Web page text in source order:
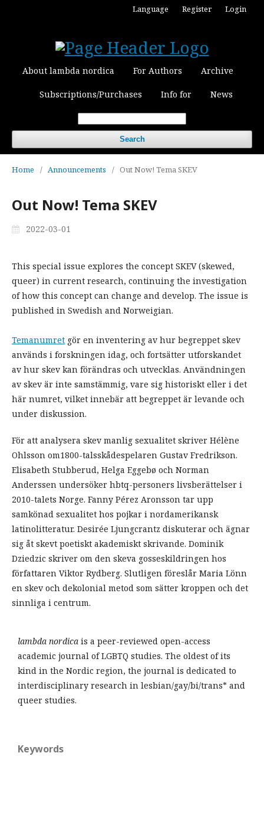
About lambda nordica For Authors Archive
Subscriptions/Purchases Info for News
Search
Language Register Login
Home / Announcements / Out Now! Tema SKEV
Out Now! Tema SKEV
2022-03-01
This special issue explores the concept SKEV (skewed,
queer) in current research, continuing the investigation
of how this concept can change and develop. The issue is
published in Swedish and Norweigian.
Temanumret gör en inventering av hur begreppet skev
används i forskningen idag, och fortsätter utforskandet
av hur skev kan förändras och utvecklas. Användningen
av skev är inte samstämmig, vare sig historiskt eller i det
här numret, vilket innebär att begreppet är levande och
under diskussion.
För att analysera skev manlig sexualitet skriver Hélène
Ohlsson om1800-talsskådespelaren Gustav Fredrikson.
Elisabeth Stubberud, Helga Eggebø och Norman
Anderssen undersöker hbtq-personers livsberättelser i
2010-talets Norge. Fanny Pérez Aronsson tar upp
samkönad sexualitet hos pojkar i nordamerikansk
latinolitteratur. Desirée Ljungcrantz diskuterar och ägnar
sig åt skevt poetiskt akademiskt skrivande. Dominik
Dziedzic skriver om den skeva gosseskildringen hos
författaren Viktor Rydberg. Slutligen föreslår Maria Lönn
en skev och dekolonial metod som sätter kroppen och det
sinnliga i centrum.
lambda nordica is a peer-reviewed open-access
academic journal of LGBTQ studies. The oldest of its
kind in the Nordic region, the journal is dedicated to
interdisciplinary research in lesbian/gay/bi/trans* and
queer studies.
Keywords